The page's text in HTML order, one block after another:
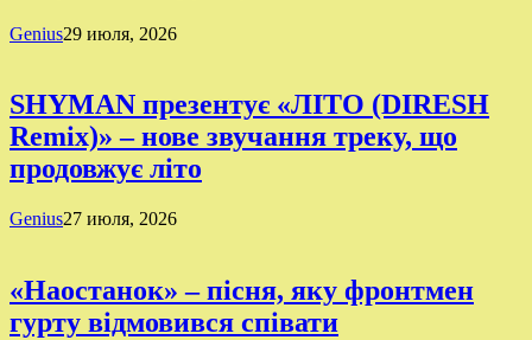
Genius29 июля, 2026
SHYMAN презентує «ЛІТО (DIRESH
Remix)» – нове звучання треку, що
продовжує літо
Genius27 июля, 2026
«Наостанок» – пісня, яку фронтмен
гурту відмовився співати